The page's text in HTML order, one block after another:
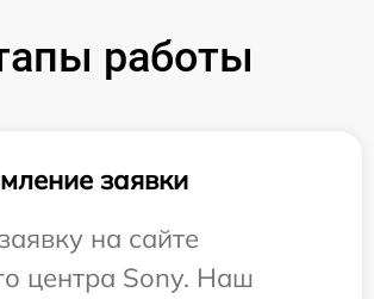
работы
заявки
на сайте
центра Sony. Наш